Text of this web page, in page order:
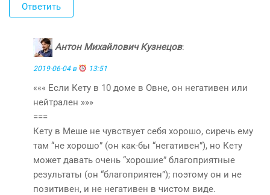
Ответить
Антон Михайлович Кузнецов:
2019-06-04 в 13:51
««« Если Кету в 10 доме в Овне, он негативен или
нейтрален »»»
===
Кету в Меше не чувствует себя хорошо, сиречь ему
там “не хорошо” (он как-бы “негативен”), но Кету
может давать очень “хорошие” благоприятные
результаты (он “благоприятен”); поэтому он и не
позитивен, и не негативен в чистом виде.